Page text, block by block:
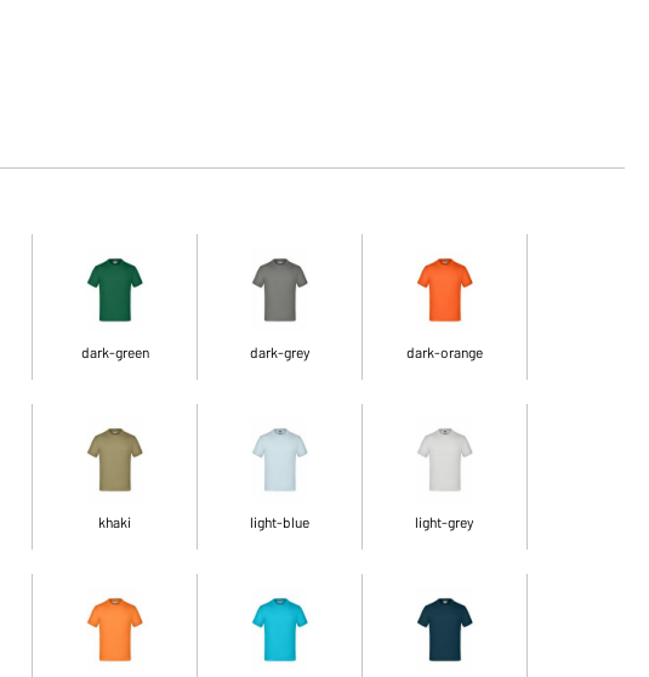
dark-green dark-grey dark-orange
khaki light-blue light-grey